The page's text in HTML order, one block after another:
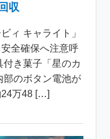
収
ィ キャライト」
全確保へ注意呼
き菓子「星のカ
部のボタン電池が
24万48 […]